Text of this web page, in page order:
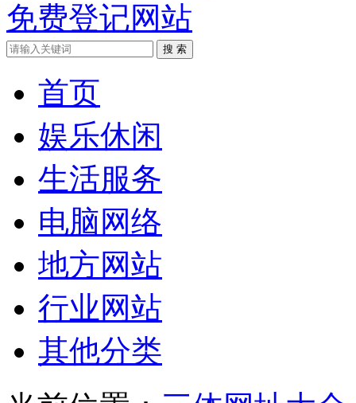
免费登记网站
搜 索
首页
娱乐休闲
生活服务
电脑网络
地方网站
行业网站
其他分类